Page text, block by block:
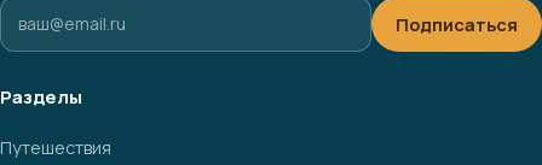
Подписаться
Разделы
Путешествия